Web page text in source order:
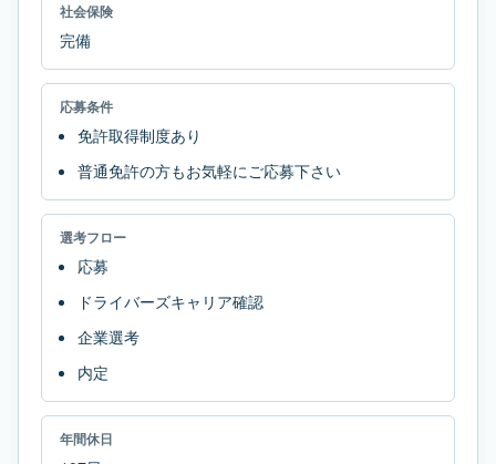
社会保険
完備
応募条件
免許取得制度あり
普通免許の方もお気軽にご応募下さい
選考フロー
応募
ドライバーズキャリア確認
企業選考
内定
年間休日